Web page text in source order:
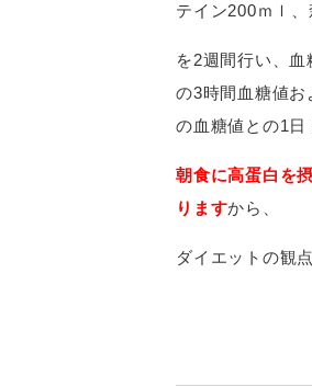
テイン200ｍｌ
を2週間行い、
の3時間血糖値
の血糖値との1日
朝食に高蛋白を
りますから、
ダイエットの観